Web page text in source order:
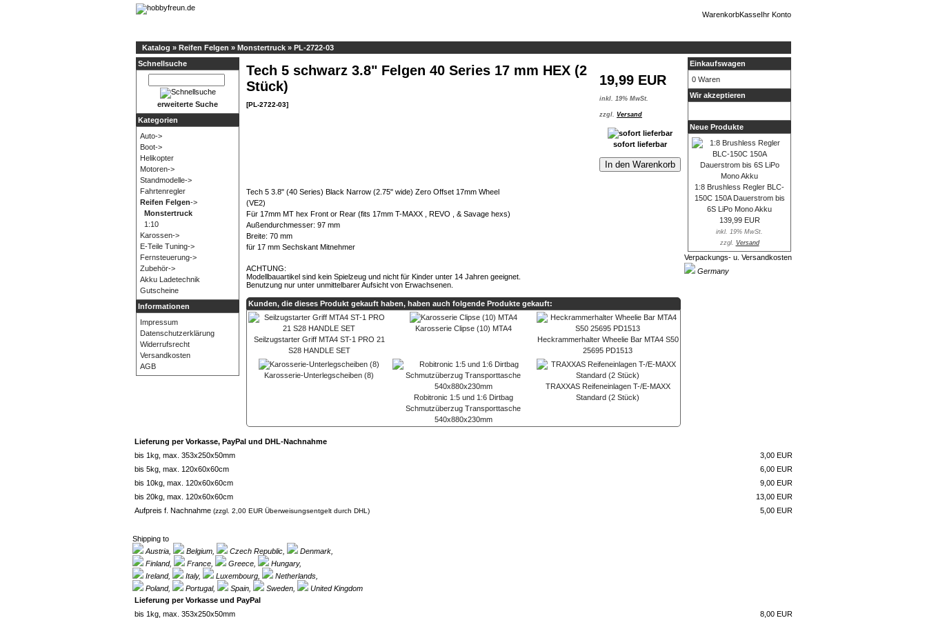
WarenkorbKasseIhr Konto
Katalog » Reifen Felgen » Monstertruck » PL-2722-03
19,99 EUR
inkl. 19% MwSt.
zzgl. Versand
sofort lieferbar
In den Warenkorb
Tech 5 schwarz 3.8" Felgen 40 Series 17 mm HEX (2
Stück)
[PL-2722-03]
Tech 5 3.8" (40 Series) Black Narrow (2.75" wide) Zero Offset 17mm Wheel
(VE2)
Für 17mm MT hex Front or Rear (fits 17mm T-MAXX , REVO , & Savage hexs)
Außendurchmesser: 97 mm
Breite: 70 mm
für 17 mm Sechskant Mitnehmer
ACHTUNG:
Modellbauartikel sind kein Spielzeug und nicht für Kinder unter 14 Jahren geeignet.
Benutzung nur unter unmittelbarer Aufsicht von Erwachsenen.
Kunden, die dieses Produkt gekauft haben, haben auch folgende Produkte gekauft:
Seilzugstarter Griff MTA4 ST-1 PRO 21
S28 HANDLE SET
Karosserie Clipse (10) MTA4
Heckrammerhalter Wheelie Bar MTA4 S50
25695 PD1513
Karosserie-Unterlegscheiben (8)
Robitronic 1:5 und 1:6 Dirtbag
Schmutzüberzug Transporttasche
540x880x230mm
TRAXXAS Reifeneinlagen T-/E-MAXX
Standard (2 Stück)
Schnellsuche
erweiterte Suche
Kategorien
Auto->
Boot->
Helikopter
Motoren->
Standmodelle->
Fahrtenregler
Reifen Felgen->
Monstertruck
1:10
Karossen->
E-Teile Tuning->
Fernsteuerung->
Zubehör->
Akku Ladetechnik
Gutscheine
Informationen
Impressum
Datenschutzerklärung
Widerrufsrecht
Versandkosten
AGB
Einkaufswagen
0 Waren
Wir akzeptieren
Neue Produkte
1:8 Brushless Regler BLC-
150C 150A Dauerstrom bis
6S LiPo Mono Akku
139,99 EUR
inkl. 19% MwSt.
zzgl. Versand
Verpackungs- u. Versandkosten
Germany
Lieferung per Vorkasse, PayPal und DHL-Nachnahme
bis 1kg, max. 353x250x50mm
3,00 EUR
bis 5kg, max. 120x60x60cm
6,00 EUR
bis 10kg, max. 120x60x60cm
9,00 EUR
bis 20kg, max. 120x60x60cm
13,00 EUR
Aufpreis f. Nachnahme (zzgl. 2,00 EUR Überweisungsentgelt durch DHL) 5,00 EUR
Shipping to
Austria,
Belgium, Czech Republic,
Denmark,
Finland,
France, Greece,
Hungary,
Ireland,
Italy, Luxembourg,
Netherlands,
Poland,
Portugal, Spain, Sweden,
United Kingdom
Lieferung per Vorkasse und PayPal
bis 1kg, max. 353x250x50mm
8,00 EUR